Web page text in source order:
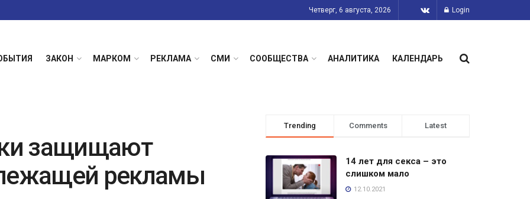
Четверг, 6 августа, 2026 Login
ЗАКОН МАРКОМ РЕКЛАМА СМИ СООБЩЕСТВА АНАЛИТИКА КАЛЕНДАРЬ
защищают
рекламы
Trending Comments Latest
14 лет для секса – это
слишком мало
12.10.2021